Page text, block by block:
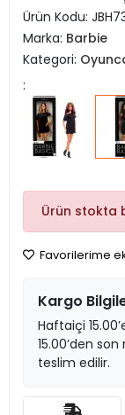
Ürün Kodu:
Marka: Barbie
Kategori:
:
Ürün stokta
Favorilerime
Kargo
Haftaiçi
15.00’den
teslim edilir.